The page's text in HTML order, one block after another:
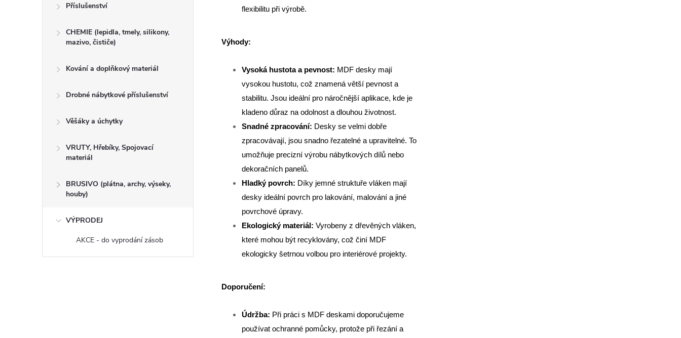
Příslušenství
CHEMIE (lepidla, tmely, silikony,
mazivo, čističe)
Kování a doplňkový materiál
Drobné nábytkové příslušenství
Věšáky a úchytky
VRUTY, Hřebíky, Spojovací
materiál
BRUSIVO (plátna, archy, výseky,
houby)
VÝPRODEJ
AKCE - do vyprodání zásob
flexibilitu při výrobě.
Výhody:
Vysoká hustota a pevnost: MDF desky mají
vysokou hustotu, což znamená větší pevnost a
stabilitu. Jsou ideální pro náročnější aplikace, kde je
kladeno důraz na odolnost a dlouhou životnost.
Snadné zpracování: Desky se velmi dobře
zpracovávají, jsou snadno řezatelné a upravitelné. To
umožňuje precizní výrobu nábytkových dílů nebo
dekoračních panelů.
Hladký povrch: Díky jemné struktuře vláken mají
desky ideální povrch pro lakování, malování a jiné
povrchové úpravy.
Ekologický materiál: Vyrobeny z dřevěných vláken,
které mohou být recyklovány, což činí MDF
ekologicky šetrnou volbou pro interiérové projekty.
Doporučení:
Údržba: Při práci s MDF deskami doporučujeme
používat ochranné pomůcky, protože při řezání a